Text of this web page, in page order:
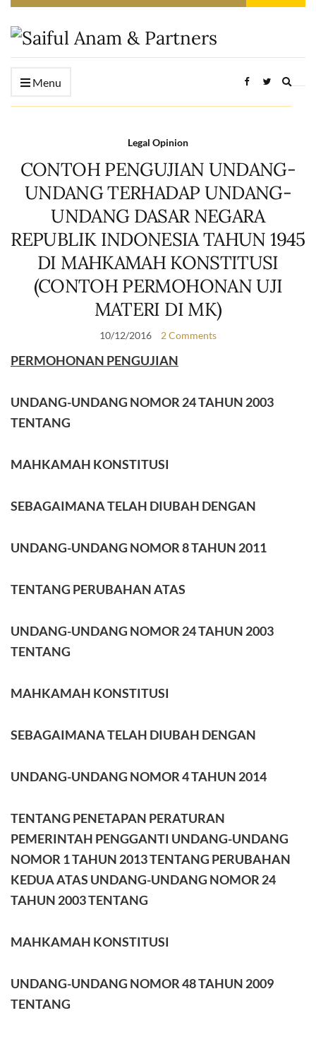
Menu
form
Legal Opinion
CONTOH PENGUJIAN UNDANG-
UNDANG TERHADAP UNDANG-
UNDANG DASAR NEGARA
REPUBLIK INDONESIA TAHUN 1945
DI MAHKAMAH KONSTITUSI
(CONTOH PERMOHONAN UJI
MATERI DI MK)
10/12/2016 2 Comments
PERMOHONAN PENGUJIAN
UNDANG-UNDANG NOMOR 24 TAHUN 2003
TENTANG
MAHKAMAH KONSTITUSI
SEBAGAIMANA TELAH DIUBAH DENGAN
UNDANG-UNDANG NOMOR 8 TAHUN 2011
TENTANG PERUBAHAN ATAS
UNDANG-UNDANG NOMOR 24 TAHUN 2003
TENTANG
MAHKAMAH KONSTITUSI
SEBAGAIMANA TELAH DIUBAH DENGAN
UNDANG-UNDANG NOMOR 4 TAHUN 2014
TENTANG PENETAPAN PERATURAN
PEMERINTAH PENGGANTI UNDANG-UNDANG
NOMOR 1 TAHUN 2013 TENTANG PERUBAHAN
KEDUA ATAS UNDANG-UNDANG NOMOR 24
TAHUN 2003 TENTANG
MAHKAMAH KONSTITUSI
UNDANG-UNDANG NOMOR 48 TAHUN 2009
TENTANG